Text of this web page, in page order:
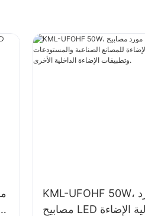
KML-UFOHF 50W، مورد
مصابيح LED عالية الإضاءة